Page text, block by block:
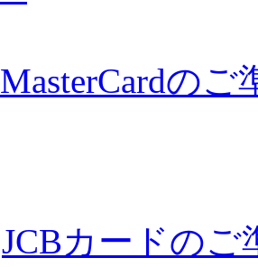
MasterCardのご
JCBカードのご